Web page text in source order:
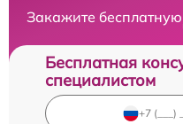
Закажите
Бесплатная
специалистом